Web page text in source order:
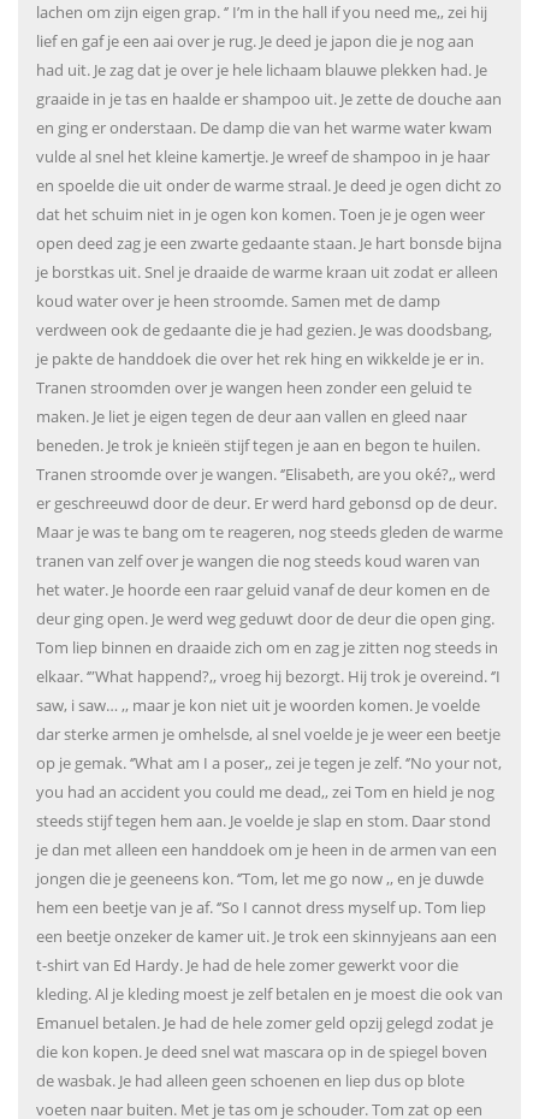
lachen om zijn eigen grap. ‘’ I’m in the hall if you need me,, zei hij
lief en gaf je een aai over je rug. Je deed je japon die je nog aan
had uit. Je zag dat je over je hele lichaam blauwe plekken had. Je
graaide in je tas en haalde er shampoo uit. Je zette de douche aan
en ging er onderstaan. De damp die van het warme water kwam
vulde al snel het kleine kamertje. Je wreef de shampoo in je haar
en spoelde die uit onder de warme straal. Je deed je ogen dicht zo
dat het schuim niet in je ogen kon komen. Toen je je ogen weer
open deed zag je een zwarte gedaante staan. Je hart bonsde bijna
je borstkas uit. Snel je draaide de warme kraan uit zodat er alleen
koud water over je heen stroomde. Samen met de damp
verdween ook de gedaante die je had gezien. Je was doodsbang,
je pakte de handdoek die over het rek hing en wikkelde je er in.
Tranen stroomden over je wangen heen zonder een geluid te
maken. Je liet je eigen tegen de deur aan vallen en gleed naar
beneden. Je trok je knieën stijf tegen je aan en begon te huilen.
Tranen stroomde over je wangen. ‘’Elisabeth, are you oké?,, werd
er geschreeuwd door de deur. Er werd hard gebonsd op de deur.
Maar je was te bang om te reageren, nog steeds gleden de warme
tranen van zelf over je wangen die nog steeds koud waren van
het water. Je hoorde een raar geluid vanaf de deur komen en de
deur ging open. Je werd weg geduwt door de deur die open ging.
Tom liep binnen en draaide zich om en zag je zitten nog steeds in
elkaar. ‘”What happend?,, vroeg hij bezorgt. Hij trok je overeind. ‘’I
saw, i saw… ,, maar je kon niet uit je woorden komen. Je voelde
dar sterke armen je omhelsde, al snel voelde je je weer een beetje
op je gemak. ‘’What am I a poser,, zei je tegen je zelf. ‘’No your not,
you had an accident you could me dead,, zei Tom en hield je nog
steeds stijf tegen hem aan. Je voelde je slap en stom. Daar stond
je dan met alleen een handdoek om je heen in de armen van een
jongen die je geeneens kon. ‘’Tom, let me go now ,, en je duwde
hem een beetje van je af. ‘’So I cannot dress myself up. Tom liep
een beetje onzeker de kamer uit. Je trok een skinnyjeans aan een
t-shirt van Ed Hardy. Je had de hele zomer gewerkt voor die
kleding. Al je kleding moest je zelf betalen en je moest die ook van
Emanuel betalen. Je had de hele zomer geld opzij gelegd zodat je
die kon kopen. Je deed snel wat mascara op in de spiegel boven
de wasbak. Je had alleen geen schoenen en liep dus op blote
voeten naar buiten. Met je tas om je schouder. Tom zat op een